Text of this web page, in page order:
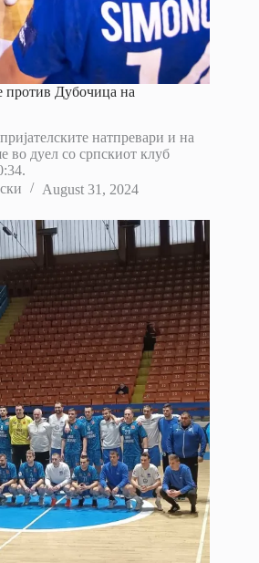
Дубочица на
натпревари и на
во дуел со српскиот клуб
August 31, 2024